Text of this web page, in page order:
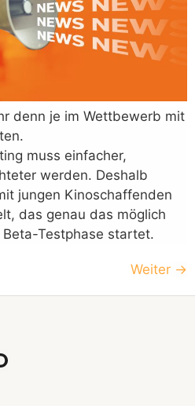
denn je im Wettbewerb mit
muss einfacher,
werden. Deshalb
jungen Kinoschaffenden
das genau das möglich
Testphase startet.
Weiter →